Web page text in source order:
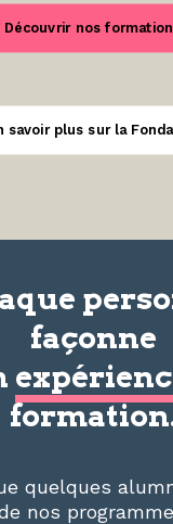
Découvrir nos
savoir plus sur la
façonne
quelques
nos